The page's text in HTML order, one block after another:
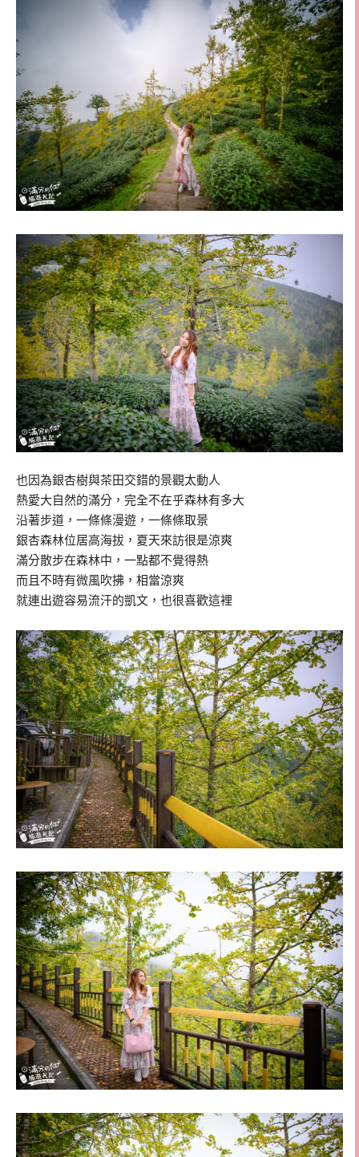
也因為銀杏樹與茶田交錯的景觀太動人
熱愛大自然的滿分，完全不在乎森林有多大
沿著步道，一條條漫遊，一條條取景
銀杏森林位居高海拔，夏天來訪很是涼爽
滿分散步在森林中，一點都不覺得熱
而且不時有微風吹拂，相當涼爽
就連出遊容易流汗的凱文，也很喜歡這裡